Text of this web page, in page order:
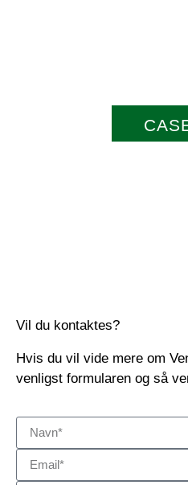
Vil du kontaktes?
Hvis du vil vide mere om
venligst formularen og så